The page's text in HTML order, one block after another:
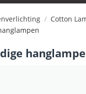
/ Cotton